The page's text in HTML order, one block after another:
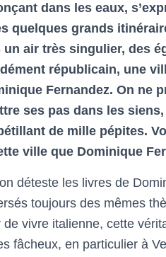
dans les eaux,
quelques grands
air très singulier, des
républicain, une
Fernandez. On ne
ses pas dans les
de mille pépites.
ville que Dominique
déteste les livres de
toujours des mêmes
vivre italienne, cette
fâcheux, en particulier à